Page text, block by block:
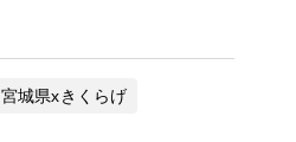
宮城県xきくらげ